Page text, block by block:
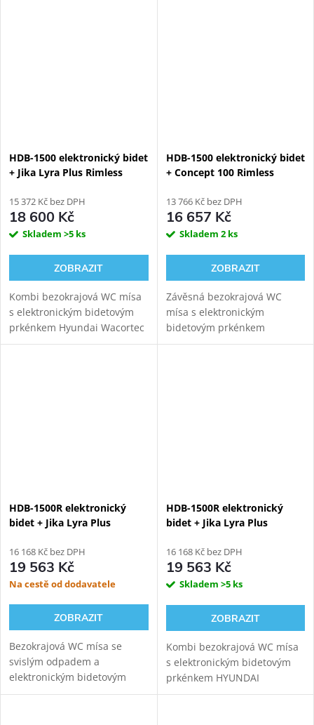
HDB-1500 elektronický bidet
+ Jika Lyra Plus Rimless
15 372 Kč bez DPH
18 600 Kč
Skladem >5 ks
ZOBRAZIT
Kombi bezokrajová WC mísa
s elektronickým bidetovým
prkénkem Hyundai Wacortec
pro komfortní zadní mytí,
HDB-1500 elektronický bidet
+ Concept 100 Rimless
13 766 Kč bez DPH
16 657 Kč
Skladem 2 ks
ZOBRAZIT
Závěsná bezokrajová WC
mísa s elektronickým
bidetovým prkénkem
HYUNDAI Wacortec s
HDB-1500R elektronický
bidet + Jika Lyra Plus
odpad
16 168 Kč bez DPH
19 563 Kč
Na cestě od dodavatele
ZOBRAZIT
Bezokrajová WC mísa se
svislým odpadem a
elektronickým bidetovým
prkénkem Hyundai Wacortec
HDB-1500R elektronický
bidet + Jika Lyra Plus
odpad
16 168 Kč bez DPH
19 563 Kč
Skladem >5 ks
ZOBRAZIT
Kombi bezokrajová WC mísa
s elektronickým bidetovým
prkénkem HYUNDAI
Wacortec pro komfortní